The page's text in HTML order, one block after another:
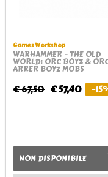
Games Workshop
WARHAMMER - THE OLD
WORLD: ORC BOYZ &
ARRER BOYZ MOBS
€ 67,50 € 57,40 -
NON DISPONIBILE